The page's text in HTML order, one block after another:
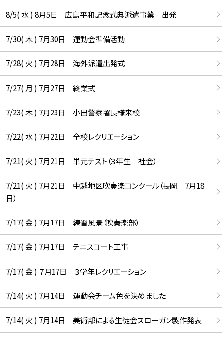
8/5( 水 ) 8月5日 広島平和記念式典派遣事業 出発
7/30( 木 ) 7月30日 運動会準備活動
7/28( 火 ) 7月28日 海外派遣出発式
7/27( 月 ) 7月27日 終業式
7/23( 木 ) 7月23日 小出警察署長様来校
7/22( 水 ) 7月22日 全校レクリエーション
7/21( 火 ) 7月21日 単元テスト（３年生 社会）
7/21( 火 ) 7月21日 中越地区吹奏楽コンクール（長岡 7月18
日）
7/17( 金 ) 7月17日 練習風景（吹奏楽部）
7/17( 金 ) 7月17日 テニスコート工事
7/17( 金 ) ７月17日 ３学年レクリエーション
7/14( 火 ) 7月14日 運動会チーム色を決めました
7/14( 火 ) 7月14日 美術部による生徒会スローガン製作発表